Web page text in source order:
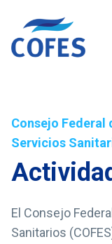
Consejo Federal
Servicios
El Consejo
Sanitarios